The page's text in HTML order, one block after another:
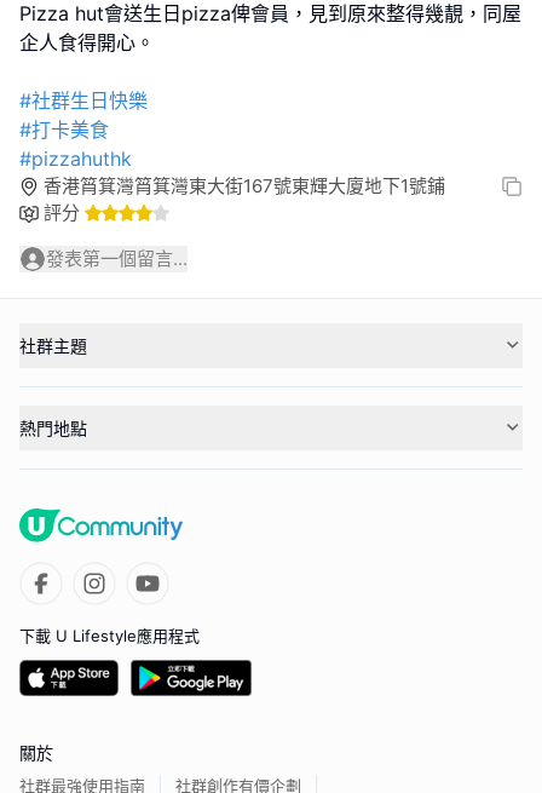
Pizza hut會送生日pizza俾會員，見到原來整得幾靚，同屋
企人食得開心。
#社群生日快樂
#打卡美食
#pizzahuthk
香港筲箕灣筲箕灣東大街167號東輝大廈地下1號鋪
評分
發表第一個留言...
社群主題
熱門地點
下載 U Lifestyle應用程式
關於
社群最強使用指南 社群創作有價企劃